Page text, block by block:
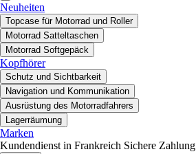
Neuheiten
Topcase für Motorrad und Roller
Motorrad Satteltaschen
Motorrad Softgepäck
Kopfhörer
Schutz und Sichtbarkeit
Navigation und Kommunikation
Ausrüstung des Motorradfahrers
Lagerräumung
Marken
Kundendienst in Frankreich Sichere Zahlung